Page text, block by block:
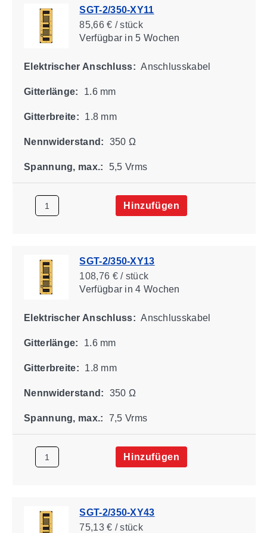
SGT-2/350-XY11
85,66 € / stück
Verfügbarin 5 Wochen
Elektrischer Anschluss: Anschlusskabel
Gitterlänge: 1.6 mm
Gitterbreite: 1.8 mm
Nennwiderstand: 350 Ω
Spannung, max.: 5,5 Vrms
Hinzufügen
SGT-2/350-XY13
108,76 € / stück
Verfügbarin 4 Wochen
Elektrischer Anschluss: Anschlusskabel
Gitterlänge: 1.6 mm
Gitterbreite: 1.8 mm
Nennwiderstand: 350 Ω
Spannung, max.: 7,5 Vrms
Hinzufügen
SGT-2/350-XY43
75,13 € / stück